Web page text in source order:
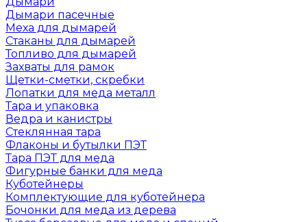
Дымари пасечные
Меха для дымарей
Стаканы для дымарей
Топливо для дымарей
Захваты для рамок
Щетки-сметки, скребки
Лопатки для меда металл
Тара и упаковка
Ведра и канистры
Стеклянная тара
Флаконы и бутылки ПЭТ
Тара ПЭТ для меда
Фигурные банки для меда
Куботейнеры
Комплектующие для куботейнера
Бочонки для меда из дерева